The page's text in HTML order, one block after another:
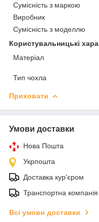
Сумісність з маркою
Виробник
Сумісність з моделлю
Користувальницькі
Матеріал
Тип чохла
Приховати
Умови доставки
Нова Пошта
Укрпошта
Доставка кур'єром
Транспортна компанія
Всі умови доставки